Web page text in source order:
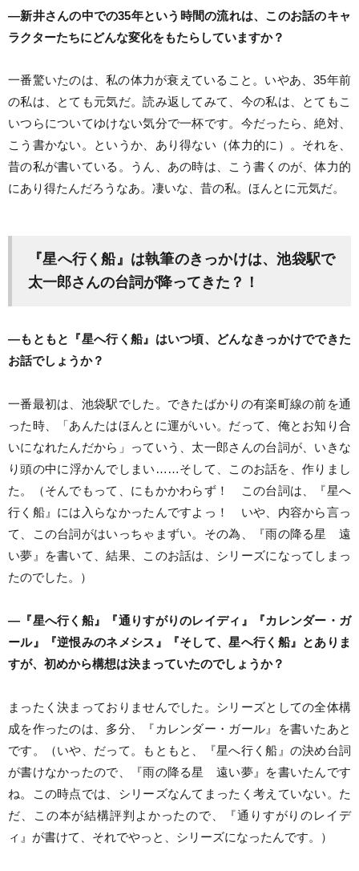
―新井さんの中での35年という時間の流れは、このお話のキャ
ラクターたちにどんな変化をもたらしていますか？
一番驚いたのは、私の体力が衰えていること。いやあ、35年前
の私は、とても元気だ。読み返してみて、今の私は、とてもこ
いつらについてゆけない気分で一杯です。今だったら、絶対、
こう書かない。というか、あり得ない（体力的に）。それを、
昔の私が書いている。うん、あの時は、こう書くのが、体力的
にあり得たんだろうなあ。凄いな、昔の私。ほんとに元気だ。
『星へ行く船』は執筆のきっかけは、池袋駅で
太一郎さんの台詞が降ってきた？！
―もともと『星へ行く船』はいつ頃、どんなきっかけでできた
お話でしょうか？
一番最初は、池袋駅でした。できたばかりの有楽町線の前を通
った時、「あんたはほんとに運がいい。だって、俺とお知り合
いになれたんだから」っていう、太一郎さんの台詞が、いきな
り頭の中に浮かんでしまい……そして、このお話を、作りまし
た。（そんでもって、にもかかわらず！ この台詞は、『星へ
行く船』には入らなかったんですよっ！ いや、内容から言っ
て、この台詞がはいっちゃまずい。その為、『雨の降る星 遠
い夢』を書いて、結果、このお話は、シリーズになってしまっ
たのでした。）
―『星へ行く船』『通りすがりのレイディ』『カレンダー・ガ
ール』『逆恨みのネメシス』『そして、星へ行く船』とありま
すが、初めから構想は決まっていたのでしょうか？
まったく決まっておりませんでした。シリーズとしての全体構
成を作ったのは、多分、『カレンダー・ガール』を書いたあと
です。（いや、だって。もともと、『星へ行く船』の決め台詞
が書けなかったので、『雨の降る星 遠い夢』を書いたんです
ね。この時点では、シリーズなんてまったく考えていない。た
だ、この本が結構評判よかったので、『通りすがりのレイデ
ィ』が書けて、それでやっと、シリーズになったんです。）